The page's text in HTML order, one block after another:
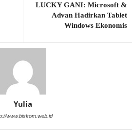
LUCKY GANI: Microsoft &
Advan Hadirkan Tablet
Windows Ekonomis
Yulia
www.biskom.web.id